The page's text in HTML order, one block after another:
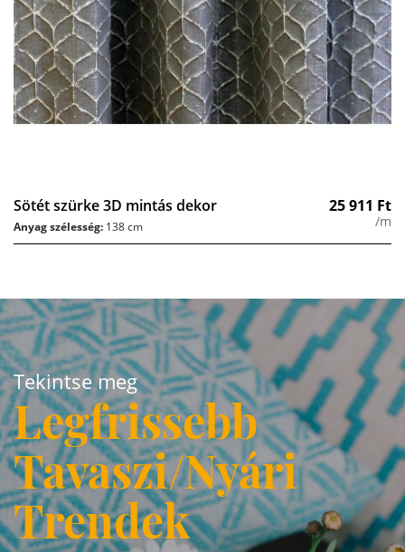
Sötét szürke 3D mintás dekor 25 911 Ft
/m
Anyag szélesség: 138 cm
Tekintse meg
Legfrissebb
Tavaszi/Nyári
Trendek